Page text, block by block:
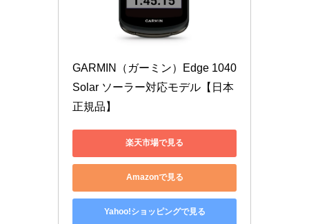
GARMIN（ガーミン）Edge 1040
Solar ソーラー対応モデル【日本
正規品】
楽天市場で見る
Amazonで見る
Yahoo!ショッピングで見る